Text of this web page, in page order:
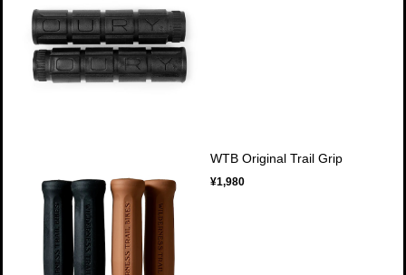
WTB Original Trail Grip
¥1,980